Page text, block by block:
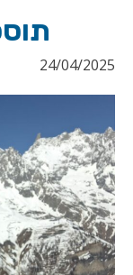
24/04/2025